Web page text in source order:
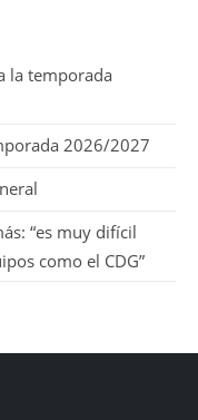
la temporada
2026/2027
“es muy difícil
como el CDG”